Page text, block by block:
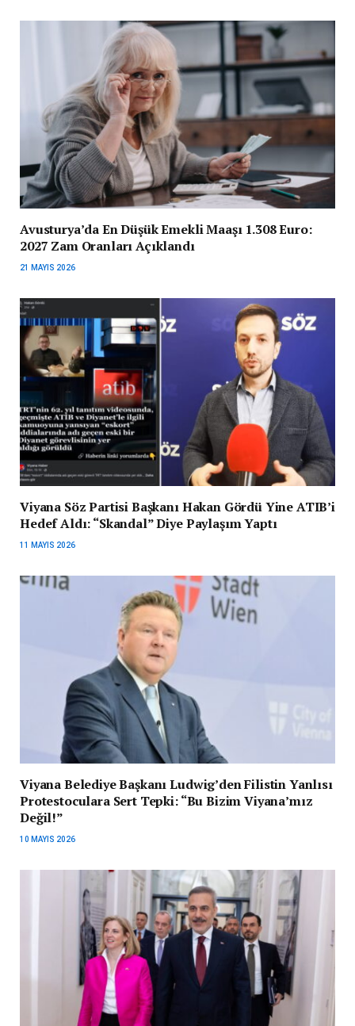
Avusturya’da En Düşük Emekli Maaşı 1.308 Euro:
2027 Zam Oranları Açıklandı
21 MAYIS 2026
Viyana Söz Partisi Başkanı Hakan Gördü Yine ATIB’i
Hedef Aldı: “Skandal” Diye Paylaşım Yaptı
11 MAYIS 2026
Viyana Belediye Başkanı Ludwig’den Filistin Yanlısı
Protestoculara Sert Tepki: “Bu Bizim Viyana’mız
Değil!”
10 MAYIS 2026